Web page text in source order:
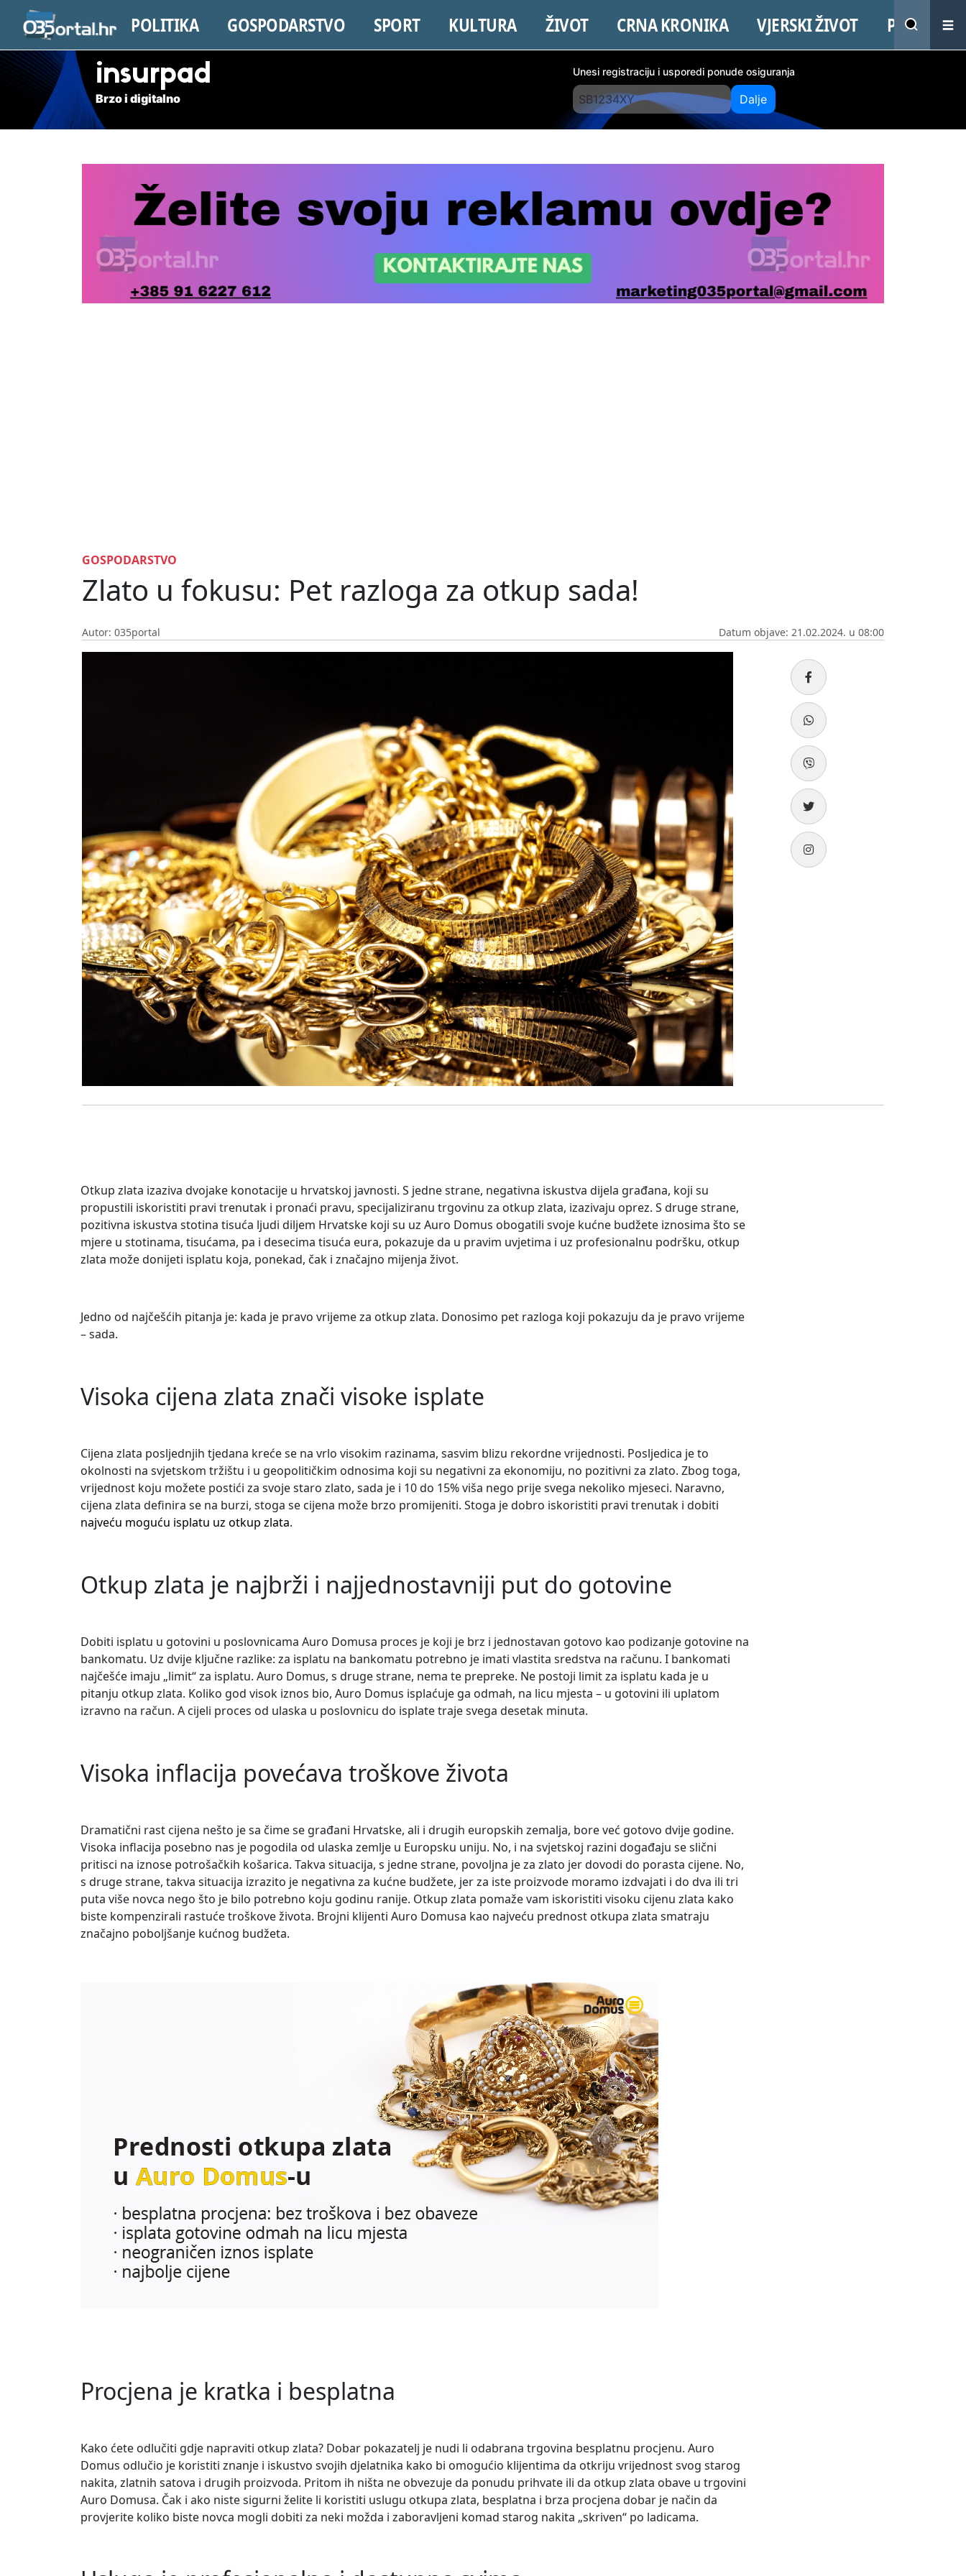
POLITIKA GOSPODARSTVO SPORT KULTURA ŽIVOT CRNA KRONIKA VJERSKI ŽIVOT PROMO
insurpad
Brzo i digitalno
Unesi registraciju i usporedi ponude osiguranja
Dalje
GOSPODARSTVO
Zlato u fokusu: Pet razloga za otkup sada!
Autor: 035portal Datum objave: 21.02.2024. u 08:00
Otkup zlata izaziva dvojake konotacije u hrvatskoj javnosti. S jedne strane, negativna iskustva dijela građana, koji su
propustili iskoristiti pravi trenutak i pronaći pravu, specijaliziranu trgovinu za otkup zlata, izazivaju oprez. S druge strane,
pozitivna iskustva stotina tisuća ljudi diljem Hrvatske koji su uz Auro Domus obogatili svoje kućne budžete iznosima što se
mjere u stotinama, tisućama, pa i desecima tisuća eura, pokazuje da u pravim uvjetima i uz profesionalnu podršku, otkup
zlata može donijeti isplatu koja, ponekad, čak i značajno mijenja život.
Jedno od najčešćih pitanja je: kada je pravo vrijeme za otkup zlata. Donosimo pet razloga koji pokazuju da je pravo vrijeme
– sada.
Visoka cijena zlata znači visoke isplate
Cijena zlata posljednjih tjedana kreće se na vrlo visokim razinama, sasvim blizu rekordne vrijednosti. Posljedica je to
okolnosti na svjetskom tržištu i u geopolitičkim odnosima koji su negativni za ekonomiju, no pozitivni za zlato. Zbog toga,
vrijednost koju možete postići za svoje staro zlato, sada je i 10 do 15% viša nego prije svega nekoliko mjeseci. Naravno,
cijena zlata definira se na burzi, stoga se cijena može brzo promijeniti. Stoga je dobro iskoristiti pravi trenutak i dobiti
najveću moguću isplatu uz otkup zlata.
Otkup zlata je najbrži i najjednostavniji put do gotovine
Dobiti isplatu u gotovini u poslovnicama Auro Domusa proces je koji je brz i jednostavan gotovo kao podizanje gotovine na
bankomatu. Uz dvije ključne razlike: za isplatu na bankomatu potrebno je imati vlastita sredstva na računu. I bankomati
najčešće imaju „limit“ za isplatu. Auro Domus, s druge strane, nema te prepreke. Ne postoji limit za isplatu kada je u
pitanju otkup zlata. Koliko god visok iznos bio, Auro Domus isplaćuje ga odmah, na licu mjesta – u gotovini ili uplatom
izravno na račun. A cijeli proces od ulaska u poslovnicu do isplate traje svega desetak minuta.
Visoka inflacija povećava troškove života
Dramatični rast cijena nešto je sa čime se građani Hrvatske, ali i drugih europskih zemalja, bore već gotovo dvije godine.
Visoka inflacija posebno nas je pogodila od ulaska zemlje u Europsku uniju. No, i na svjetskoj razini događaju se slični
pritisci na iznose potrošačkih košarica. Takva situacija, s jedne strane, povoljna je za zlato jer dovodi do porasta cijene. No,
s druge strane, takva situacija izrazito je negativna za kućne budžete, jer za iste proizvode moramo izdvajati i do dva ili tri
puta više novca nego što je bilo potrebno koju godinu ranije. Otkup zlata pomaže vam iskoristiti visoku cijenu zlata kako
biste kompenzirali rastuće troškove života. Brojni klijenti Auro Domusa kao najveću prednost otkupa zlata smatraju
značajno poboljšanje kućnog budžeta.
Procjena je kratka i besplatna
Kako ćete odlučiti gdje napraviti otkup zlata? Dobar pokazatelj je nudi li odabrana trgovina besplatnu procjenu. Auro
Domus odlučio je koristiti znanje i iskustvo svojih djelatnika kako bi omogućio klijentima da otkriju vrijednost svog starog
nakita, zlatnih satova i drugih proizvoda. Pritom ih ništa ne obvezuje da ponudu prihvate ili da otkup zlata obave u trgovini
Auro Domusa. Čak i ako niste sigurni želite li koristiti uslugu otkupa zlata, besplatna i brza procjena dobar je način da
provjerite koliko biste novca mogli dobiti za neki možda i zaboravljeni komad starog nakita „skriven“ po ladicama.